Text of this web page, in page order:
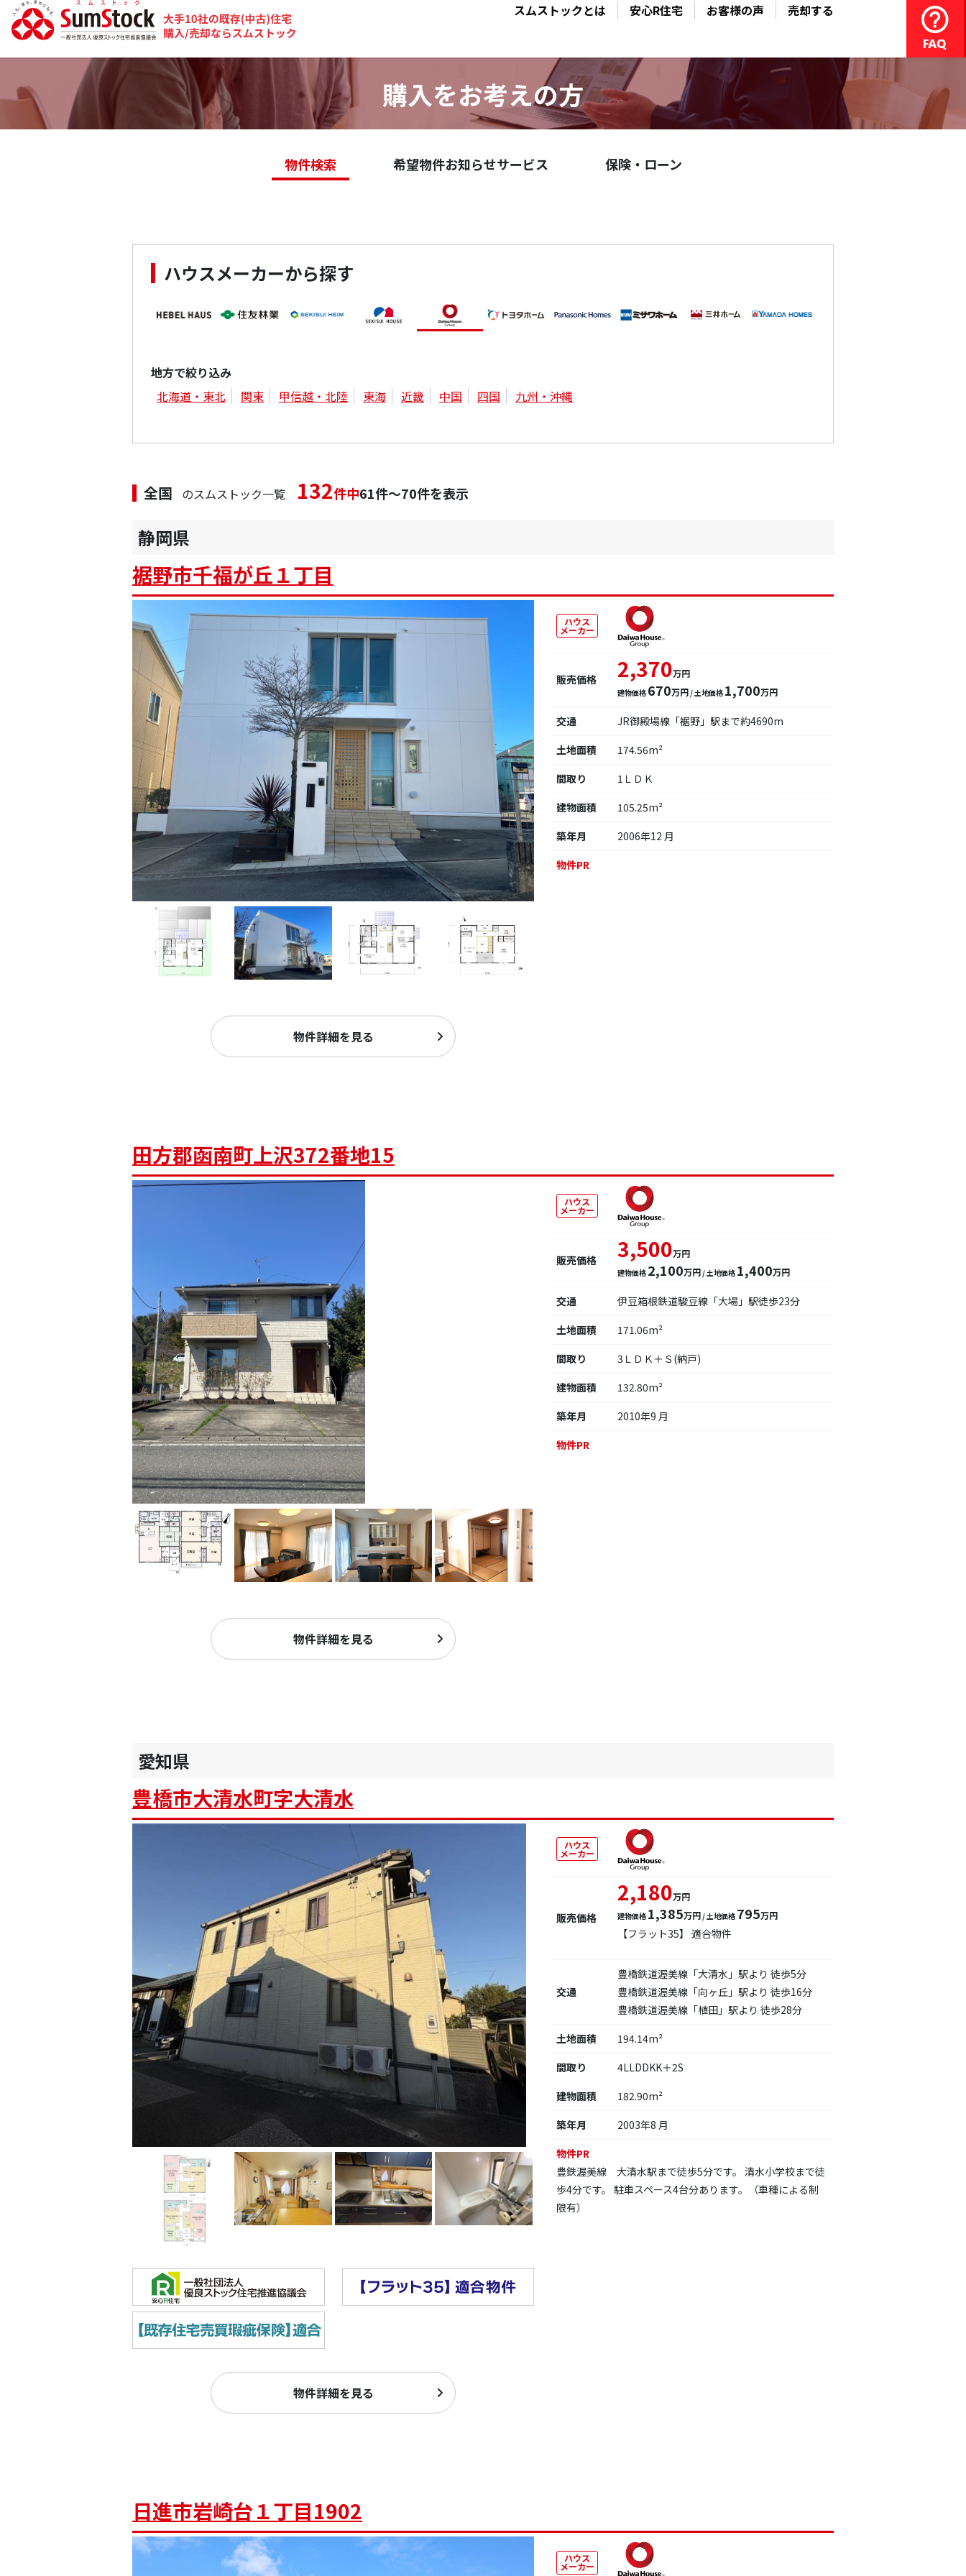
スムストックとは 安心R住宅 お客様の声 売却する
購入をお考えの方
物件検索 希望物件お知らせサービス 保険・ローン
ハウスメーカーから探す
地方で絞り込み
北海道・東北
関東 甲信越・北陸 東海 近畿 中国 四国 九州・沖縄
全国 のスムストック一覧 132件中61件～70件を表示
静岡県
裾野市千福が丘１丁目
物件詳細を見る
ハウス
メーカー
販売価格 2,370万円
建物価格 670万円 / 土地価格 1,700万円
交通
JR御殿場線「裾野」駅まで約4690m
土地面積
174.56m²
間取り
1ＬＤＫ
建物面積
105.25m²
築年月
2006年12 月
物件PR
田方郡函南町上沢372番地15
物件詳細を見る
ハウス
メーカー
販売価格 3,500万円
建物価格 2,100万円/ 土地価格 1,400万円
交通
伊豆箱根鉄道駿豆線「大場」駅徒歩23分
土地面積
171.06m²
間取り
3ＬＤＫ＋Ｓ(納戸)
建物面積
132.80m²
築年月
2010年9 月
物件PR
愛知県
豊橋市大清水町字大清水
物件詳細を見る
ハウス
メーカー
販売価格
2,180万円
建物価格 1,385万円 / 土地価格 795万円
【フラット35】 適合物件
交通
豊橋鉄道渥美線「大清水」駅より 徒歩5分
豊橋鉄道渥美線「向ヶ丘」駅より 徒歩16分
豊橋鉄道渥美線「植田」駅より 徒歩28分
土地面積
194.14m²
間取り
4LLDDKK＋2S
建物面積
182.90m²
築年月
2003年8 月
物件PR
豊鉄渥美線 大清水駅まで徒歩5分です。 清水小学校まで徒
歩4分です。 駐車スペース4台分あります。（車種による制
限有）
日進市岩崎台１丁目1902
ハウス
メーカー